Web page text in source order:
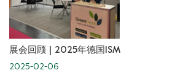
https://cn.greenfreshfood.com/ 集团邮箱：
sales@greenfreshfood.com
展会回顾 | 2025年德国ISM
2025-02-06